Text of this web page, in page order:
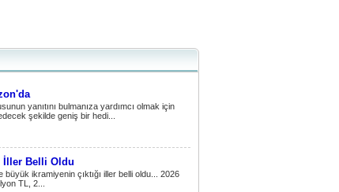
yanıtını bulmanıza yardımcı olmak için
şekilde geniş bir hedi...
İller Belli Oldu
ikramiyenin çıktığı iller belli oldu... 2026
TL, 2...